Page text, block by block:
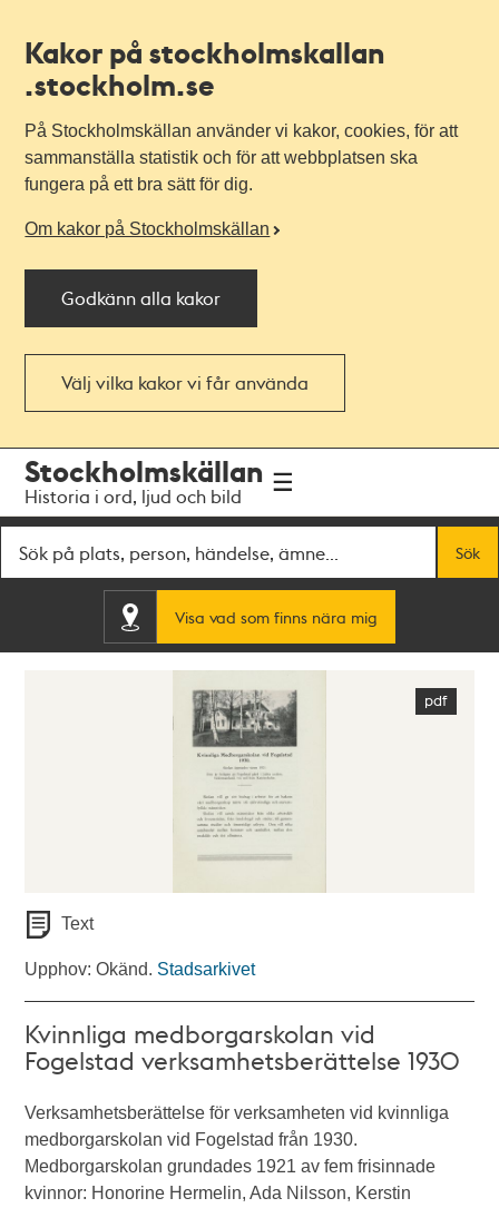
Kakor på stockholmskallan
.stockholm.se
På Stockholmskällan använder vi kakor, cookies, för att
sammanställa statistik och för att webbplatsen ska
fungera på ett bra sätt för dig.
Om kakor på Stockholmskällan
Godkänn alla kakor
Välj vilka kakor vi får använda
navigationen
huvudinnehållet
Stockholmskällan
Historia i ord, ljud och bild
Sök
Visa vad som finns nära mig
Text
Upphov: Okänd. Stadsarkivet
Kvinnliga medborgarskolan vid
Fogelstad verksamhetsberättelse 1930
Verksamhetsberättelse för verksamheten vid kvinnliga
medborgarskolan vid Fogelstad från 1930.
Medborgarskolan grundades 1921 av fem frisinnade
kvinnor: Honorine Hermelin, Ada Nilsson, Kerstin